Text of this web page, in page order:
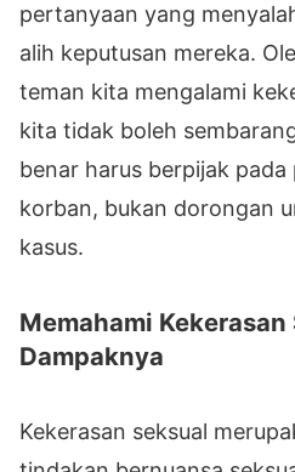
pertanyaan yang
alih keputusan mereka.
teman kita mengalami
kita tidak boleh
benar harus berpijak
korban, bukan dorongan
kasus.
Memahami Kekerasan
Dampaknya
Kekerasan seksual